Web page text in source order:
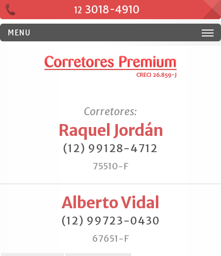
12 3018-4910
MENU
Corretores:
Raquel Jordán
(12) 99128-4712
75510-F
Alberto Vidal
(12) 99723-0430
67651-F